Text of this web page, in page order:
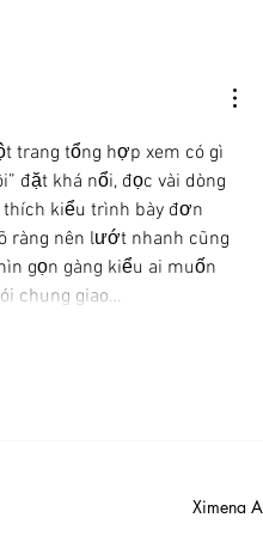
trang tổng hợp xem có gì
đặt khá nổi, đọc vài dòng
kiểu trình bày đơn
ràng nên lướt nhanh cũng
gọn gàng kiểu ai muốn
chung giao…
Ximena